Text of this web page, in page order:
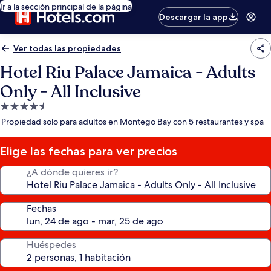
Ir a la sección principal de la página
Descargar la app
Ver todas las propiedades
Hotel Riu Palace Jamaica - Adults
Only - All Inclusive
Propiedad
de
estrellas
Propiedad solo para adultos en Montego Bay con 5 restaurantes y spa
Elige las fechas para ver precios
¿A dónde quieres ir?
Fechas
Huéspedes